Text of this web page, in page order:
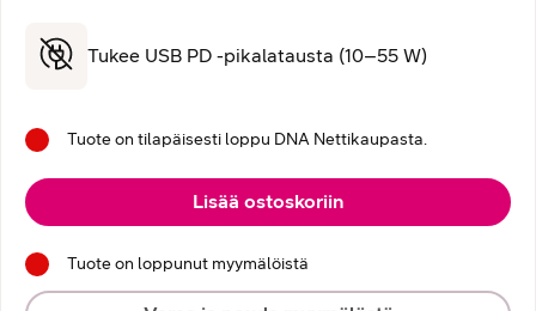
Tukee USB PD -pikalatausta (10–55 W)
Tuote on tilapäisesti loppu DNA Nettikaupasta.
Lisää ostoskoriin
Tuote on loppunut myymälöistä